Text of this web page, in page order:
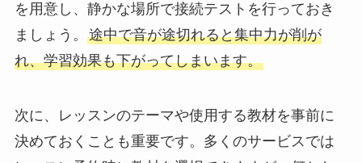
を用意し、静かな場所で接続テストを行っておき
ましょう。 途中で音が途切れると集中力が削が
れ、学習効果も下がってしまいます。
次に、レッスンのテーマや使用する教材を事前に
決めておくことも重要です。多くのサービスでは